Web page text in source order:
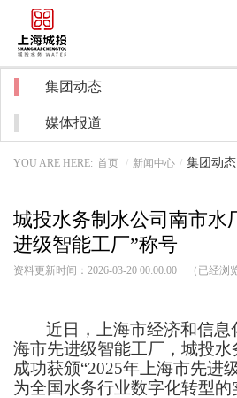
关于我们
新闻中心
招贤纳士
信息公开
集团动态
媒体报道
YOU ARE HERE: 首页 / 新闻中心 / 集团动态
城投水务制水公司南市水
进级智能工厂”称号
资料更新时间：2026-03-20 00:00:00 （已经浏
近日，上海市经济和信息
海市先进级智能工厂，城投
成功获颁“2025年上海市先进
为全国水务行业数字化转型的